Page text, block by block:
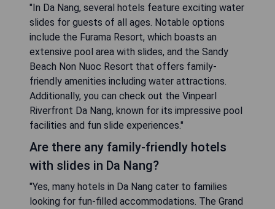
"In Da Nang, several hotels feature exciting water
slides for guests of all ages. Notable options
include the Furama Resort, which boasts an
extensive pool area with slides, and the Sandy
Beach Non Nuoc Resort that offers family-
friendly amenities including water attractions.
Additionally, you can check out the Vinpearl
Riverfront Da Nang, known for its impressive pool
facilities and fun slide experiences."
Are there any family-friendly hotels
with slides in Da Nang?
"Yes, many hotels in Da Nang cater to families
looking for fun-filled accommodations. The Grand